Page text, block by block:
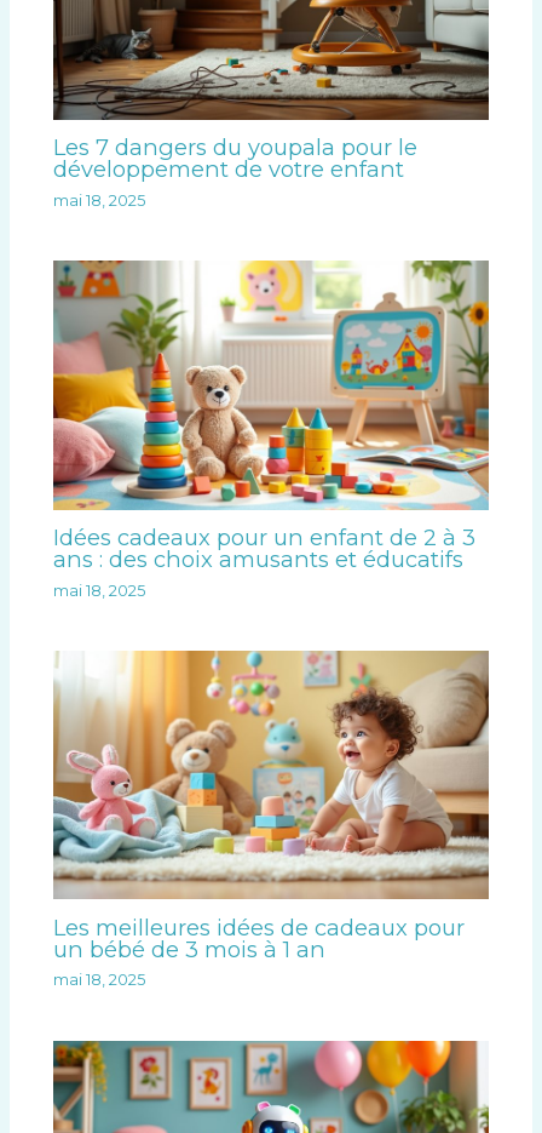
Les 7 dangers du youpala pour le
développement de votre enfant
mai 18, 2025
Idées cadeaux pour un enfant de 2 à 3
ans : des choix amusants et éducatifs
mai 18, 2025
Les meilleures idées de cadeaux pour
un bébé de 3 mois à 1 an
mai 18, 2025